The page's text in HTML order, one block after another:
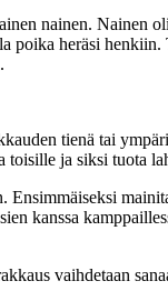
nainen. Nainen
heräsi henkiin.
tienä tai
ja siksi tuota
Ensimmäiseksi
kanssa
vaihdetaan